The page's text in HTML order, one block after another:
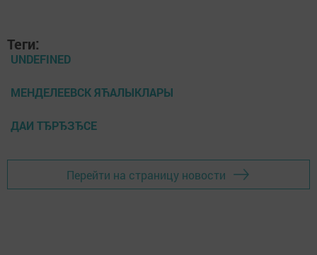
Теги:
UNDEFINED
МЕНДЕЛЕЕВСК ЯЋАЛЫКЛАРЫ
ДАИ ТЂРЂЗЂСЕ
Перейти на страницу новости